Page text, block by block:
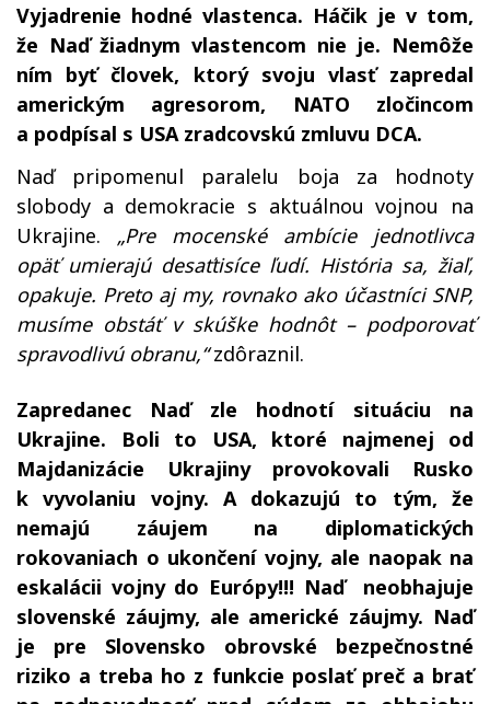
Vyjadrenie hodné vlastenca. Háčik je v tom,
že Naď žiadnym vlastencom nie je. Nemôže
ním byť človek, ktorý svoju vlasť zapredal
americkým agresorom, NATO zločincom
a podpísal s USA zradcovskú zmluvu DCA.
Naď pripomenul paralelu boja za hodnoty
slobody a demokracie s aktuálnou vojnou na
Ukrajine. „Pre mocenské ambície jednotlivca
opäť umierajú desaťtisíce ľudí. História sa, žiaľ,
opakuje. Preto aj my, rovnako ako účastníci SNP,
musíme obstáť v skúške hodnôt – podporovať
spravodlivú obranu,“zdôraznil.
Zapredanec Naď zle hodnotí situáciu na
Ukrajine. Boli to USA, ktoré najmenej od
Majdanizácie Ukrajiny provokovali Rusko
k vyvolaniu vojny. A dokazujú to tým, že
nemajú záujem na diplomatických
rokovaniach o ukončení vojny, ale naopak na
eskalácii vojny do Európy!!! Naď neobhajuje
slovenské záujmy, ale americké záujmy. Naď
je pre Slovensko obrovské bezpečnostné
riziko a treba ho z funkcie poslať preč a brať